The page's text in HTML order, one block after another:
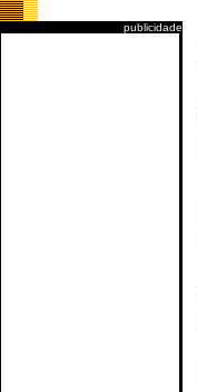
publicidade